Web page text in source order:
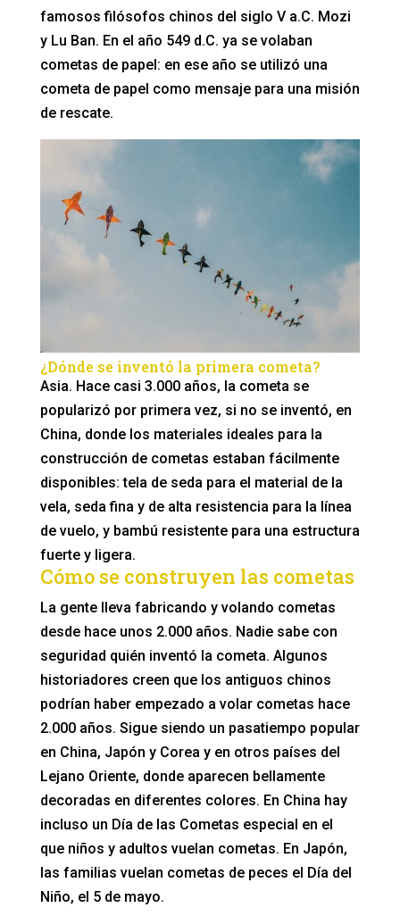
famosos filósofos chinos del siglo V a.C. Mozi
y Lu Ban. En el año 549 d.C. ya se volaban
cometas de papel: en ese año se utilizó una
cometa de papel como mensaje para una misión
de rescate.
¿Dónde se inventó la primera cometa?
Asia. Hace casi 3.000 años, la cometa se
popularizó por primera vez, si no se inventó, en
China, donde los materiales ideales para la
construcción de cometas estaban fácilmente
disponibles: tela de seda para el material de la
vela, seda fina y de alta resistencia para la línea
de vuelo, y bambú resistente para una estructura
fuerte y ligera.
Cómo se construyen las cometas
La gente lleva fabricando y volando cometas
desde hace unos 2.000 años. Nadie sabe con
seguridad quién inventó la cometa. Algunos
historiadores creen que los antiguos chinos
podrían haber empezado a volar cometas hace
2.000 años. Sigue siendo un pasatiempo popular
en China, Japón y Corea y en otros países del
Lejano Oriente, donde aparecen bellamente
decoradas en diferentes colores. En China hay
incluso un Día de las Cometas especial en el
que niños y adultos vuelan cometas. En Japón,
las familias vuelan cometas de peces el Día del
Niño, el 5 de mayo.